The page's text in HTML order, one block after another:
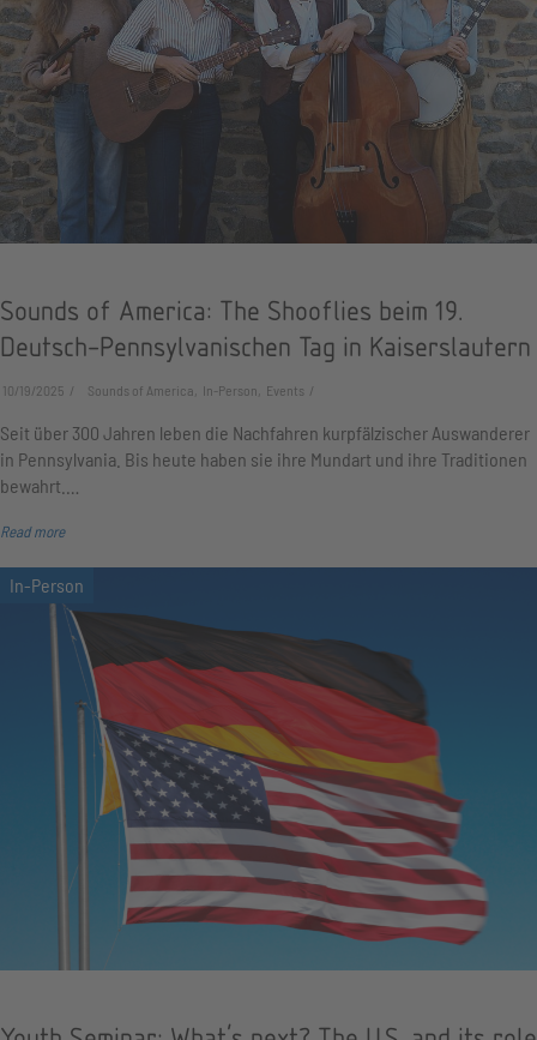
Sounds of America: The Shooflies beim 19.
Deutsch-Pennsylvanischen Tag in Kaiserslautern
10/19/2025 Sounds of America, In-Person, Events
Seit über 300 Jahren leben die Nachfahren kurpfälzischer Auswanderer
in Pennsylvania. Bis heute haben sie ihre Mundart und ihre Traditionen
bewahrt.…
Read more